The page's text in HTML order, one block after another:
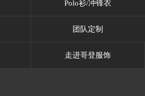
Polo衫/冲锋衣
团队定制
走进哥登服饰